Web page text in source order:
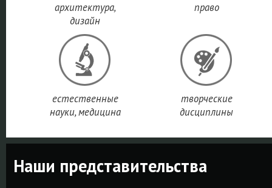
архитектура,
дизайн
право
естественные
науки, медицина
творческие
дисциплины
Наши представительства